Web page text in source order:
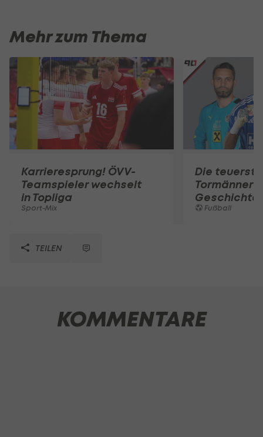
Mehr zum Thema
Karrieresprung! ÖVV-
Teamspieler wechselt
in Topliga
Sport-Mix
Die
Tormänner
Geschichte
Fußball
TEILEN
KOMMENTARE